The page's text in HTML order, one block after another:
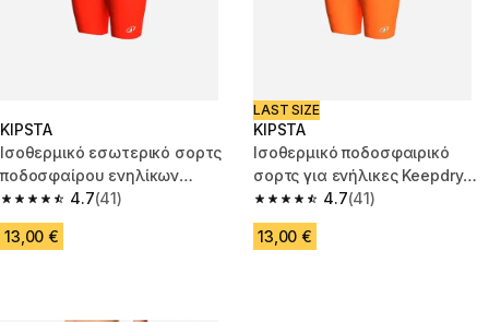
KIPSTA
Ισοθερμικό εσωτερικό σορτς
ποδοσφαίρου ενηλίκων
Keepdry Light - Πορτοκαλί
4.7
4.7 out of 5 stars from 41 reviews
(41)
13,00 €
LAST SIZE
KIPSTA
Ισοθερμικό ποδοσφαιρικό
σορτς για ενήλικες Keepdry
Light - Πορτοκαλί
4.7
4.7 out of 5 stars from 41
(41)
13,00 €